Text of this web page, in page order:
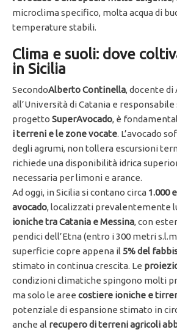
microclima specifico, molta acqua di
temperature stabili.
Clima e suoli: dove
in Sicilia
SecondoAlberto Continella, docente
all’Università di Catania e
progetto SuperAvocado, è
i terreni e le zone vocate. L’avocado
degli agrumi, non tollera escursioni
richiede una disponibilità idrica
necessaria per limoni e arance.
Ad oggi, in Sicilia si contano circa 1.000
avocado, localizzati prevalentemente
ioniche tra Catania e Messina, con
pendici dell’Etna (entro i 300 metri
superficie copre appena il 5% del
stimato in continua crescita. Le
condizioni climatiche spingono molti
ma solo le aree costiere ioniche e
potenziale di espansione stimato in
anche al recupero di terreni agricoli